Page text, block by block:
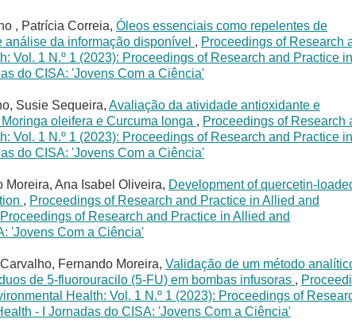
, Patrícia Correia, Óleos essenciais como repelentes de
da informação disponível , Proceedings of Research
Vol. 1 N.º 1 (2023): Proceedings of Research and Practice in
do CISA: 'Jovens Com a Ciência'
Susie Sequeira, Avaliação da atividade antioxidante e
oleifera e Curcuma longa , Proceedings of Research
Vol. 1 N.º 1 (2023): Proceedings of Research and Practice in
do CISA: 'Jovens Com a Ciência'
Ana Isabel Oliveira, Development of quercetin-
, Proceedings of Research and Practice in Allied and
of Research and Practice in Allied and
'Jovens Com a Ciência'
Fernando Moreira, Validação de um método
de 5-fluorouracilo (5-FU) em bombas infusoras ,
Health: Vol. 1 N.º 1 (2023): Proceedings of
- I Jornadas do CISA: 'Jovens Com a Ciência'